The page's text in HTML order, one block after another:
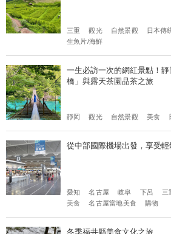
三重 觀光 自然景觀 日本傳
生魚片/海鮮
一生必訪一次的網紅景點！
橋」與露天茶園品茶之旅
靜岡 觀光 自然景觀 美食
從中部國際機場出發，享受輕
愛知 名古屋 岐阜 下呂 三
美食
名古屋當地美食 購物
冬季福井縣美食文化之旅